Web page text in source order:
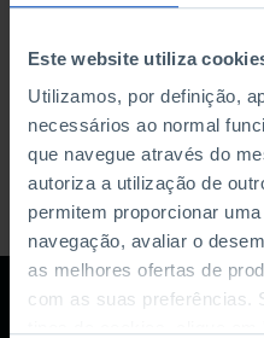
Este website utiliza
Utilizamos, por definição,
necessários ao normal
que navegue através do
autoriza a utilização de
permitem proporcionar
navegação, avaliar o
as melhores ofertas de
com as suas preferências.